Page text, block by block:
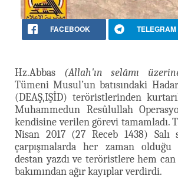
FACEBOOK TELEGRAM
Hz.Abbas (Allah'ın selâmı
Tümeni Musul’un batısındaki
(DEAŞ,IŞİD) teröristlerinden
Muhammedun Resûlullah
kendisine verilen görevi tamamladı.
Nisan 2017 (27 Receb 1438) Salı
çarpışmalarda her zaman
destan yazdı ve teröristlere hem
bakımından ağır kayıplar verdirdi.